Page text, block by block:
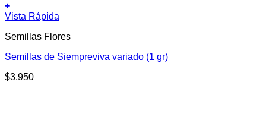
+
Vista Rápida
Semillas Flores
Semillas de Siempreviva variado (1 gr)
$3.950